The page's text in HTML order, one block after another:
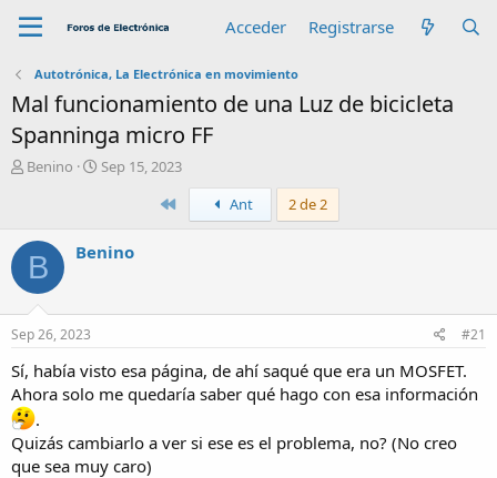
Acceder Registrarse
Autotrónica, La Electrónica en movimiento
Mal funcionamiento de una Luz de bicicleta
Spanninga micro FF
A
r
Benino
F
a
d
c
o
Sep 15, 2023
PrimeroAnt 2 de 2
B Benino
Sep 26, 2023 #21
Sí, había visto esa página, de ahí saqué que era un MOSFET.
Ahora solo me quedaría saber qué hago con esa información
.
Quizás cambiarlo a ver si ese es el problema, no? (No creo
que sea muy caro)